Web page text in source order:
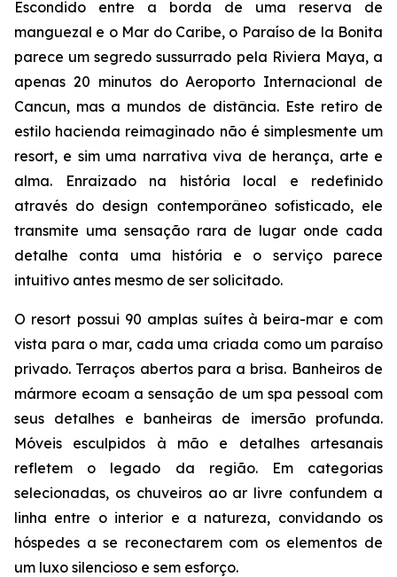
Escondido entre a borda de uma reserva de
manguezal e o Mar do Caribe, o Paraíso de la Bonita
parece um segredo sussurrado pela Riviera Maya, a
apenas 20 minutos do Aeroporto Internacional de
Cancun, mas a mundos de distância. Este retiro de
estilo hacienda reimaginado não é simplesmente um
resort, e sim uma narrativa viva de herança, arte e
alma. Enraizado na história local e redefinido
através do design contemporâneo sofisticado, ele
transmite uma sensação rara de lugar onde cada
detalhe conta uma história e o serviço parece
intuitivo antes mesmo de ser solicitado.
O resort possui 90 amplas suítes à beira-mar e com
vista para o mar, cada uma criada como um paraíso
privado. Terraços abertos para a brisa. Banheiros de
mármore ecoam a sensação de um spa pessoal com
seus detalhes e banheiras de imersão profunda.
Móveis esculpidos à mão e detalhes artesanais
refletem o legado da região. Em categorias
selecionadas, os chuveiros ao ar livre confundem a
linha entre o interior e a natureza, convidando os
hóspedes a se reconectarem com os elementos de
um luxo silencioso e sem esforço.